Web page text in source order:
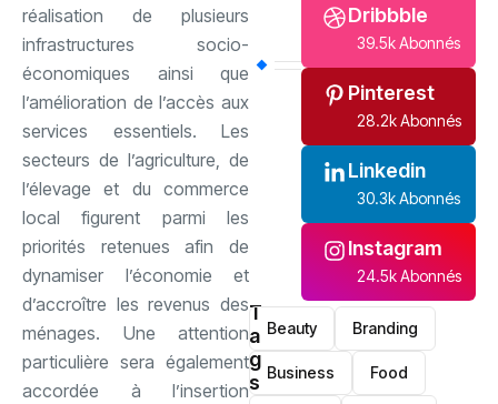
réalisation de plusieurs
infrastructures socio-
économiques ainsi que
l’amélioration de l’accès aux
services essentiels. Les
secteurs de l’agriculture, de
l’élevage et du commerce
local figurent parmi les
priorités retenues afin de
dynamiser l’économie et
d’accroître les revenus des
ménages. Une attention
particulière sera également
accordée à l’insertion
Dribbble
39.5k Abonnés
Pinterest
28.2k Abonnés
Linkedin
30.3k Abonnés
Instagram
24.5k Abonnés
T
a
g
s
Beauty Branding
Business Food